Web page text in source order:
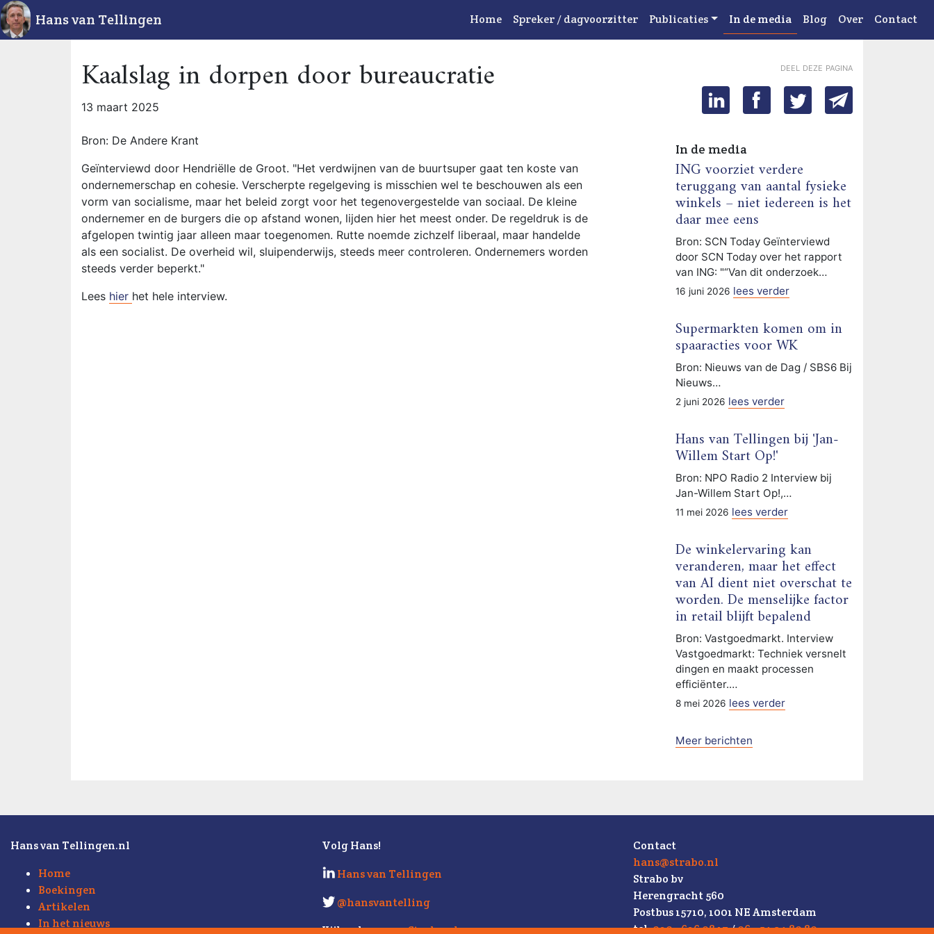
Hans van Tellingen Home Spreker / dagvoorzitter Publicaties In de media Blog Over Contact
Kaalslag in dorpen door bureaucratie
13 maart 2025
Bron: De Andere Krant
Geïnterviewd door Hendriëlle de Groot. "Het verdwijnen van de buurtsuper gaat ten koste van
ondernemerschap en cohesie. Verscherpte regelgeving is misschien wel te beschouwen als een
vorm van socialisme, maar het beleid zorgt voor het tegenovergestelde van sociaal. De kleine
ondernemer en de burgers die op afstand wonen, lijden hier het meest onder. De regeldruk is de
afgelopen twintig jaar alleen maar toegenomen. Rutte noemde zichzelf liberaal, maar handelde
als een socialist. De overheid wil, sluipenderwijs, steeds meer controleren. Ondernemers worden
steeds verder beperkt."
Lees hier het hele interview.
deel deze pagina
In de media
ING voorziet verdere
teruggang van aantal fysieke
winkels – niet iedereen is het
daar mee eens
Bron: SCN Today Geïnterviewd
door SCN Today over het rapport
van ING: "“Van dit onderzoek…
16 juni 2026 lees verder
Supermarkten komen om in
spaaracties voor WK
Bron: Nieuws van de Dag / SBS6 Bij
Nieuws…
2 juni 2026 lees verder
Hans van Tellingen bij 'Jan-
Willem Start Op!'
Bron: NPO Radio 2 Interview bij
Jan-Willem Start Op!,…
11 mei 2026 lees verder
De winkelervaring kan
veranderen, maar het effect
van AI dient niet overschat te
worden. De menselijke factor
in retail blijft bepalend
Bron: Vastgoedmarkt. Interview
Vastgoedmarkt: Techniek versnelt
dingen en maakt processen
efficiënter.…
8 mei 2026 lees verder
Meer berichten
Hans van Tellingen.nl
Home
Boekingen
Artikelen
In het nieuws
Volg Hans!
Hans van Tellingen
@hansvantelling
Kijk ook eens opStrabo.nl.
Contact
hans@strabo.nl
Strabo bv
Herengracht 560
Postbus 15710, 1001 NE Amsterdam
tel.020 - 626 08 17/06 - 54 34 80 80